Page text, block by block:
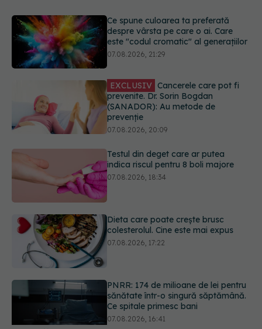
EXCLUSIV Cancerele care pot fi
prevenite. Dr. Sorin Bogdan
(SANADOR): Au metode de
prevenție
Testul din deget care ar putea
indica riscul pentru 8 boli majore
07.08.2026, 18:34
Dieta care poate crește brusc
colesterolul. Cine este mai expus
07.08.2026, 17:22
PNRR: 174 de milioane de lei pentru
sănătate într-o singură săptămână.
Ce spitale primesc bani
Ce spune culoarea ta preferată
despre vârsta pe care o ai. Care
este "codul cromatic" al generațiilor
07.08.2026, 21:29